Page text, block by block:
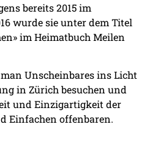
bereits 2015 im
wurde sie unter dem Titel
im Heimatbuch Meilen
Unscheinbares ins Licht
in Zürich besuchen und
und Einzigartigkeit der
Einfachen offenbaren.